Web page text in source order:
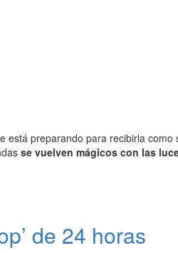
preparando para recibirla
se vuelven mágicos con las
de 24 horas